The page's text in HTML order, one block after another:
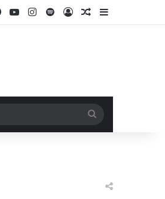
Facebook
YouTubeInstagram
SpotifyLog InRandom Article
Sidebar